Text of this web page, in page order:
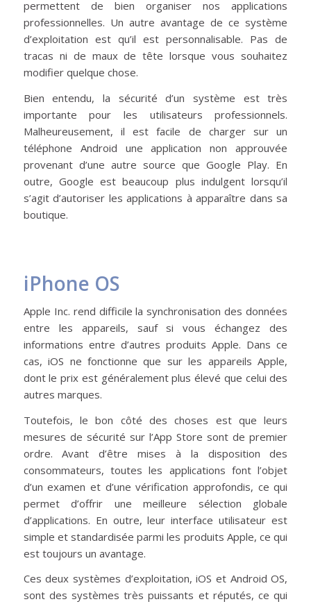
permettent de bien organiser nos applications
professionnelles. Un autre avantage de ce système
d’exploitation est qu’il est personnalisable. Pas de
tracas ni de maux de tête lorsque vous souhaitez
modifier quelque chose.
Bien entendu, la sécurité d’un système est très
importante pour les utilisateurs professionnels.
Malheureusement, il est facile de charger sur un
téléphone Android une application non approuvée
provenant d’une autre source que Google Play. En
outre, Google est beaucoup plus indulgent lorsqu’il
s’agit d’autoriser les applications à apparaître dans sa
boutique.
iPhone OS
Apple Inc. rend difficile la synchronisation des données
entre les appareils, sauf si vous échangez des
informations entre d’autres produits Apple. Dans ce
cas, iOS ne fonctionne que sur les appareils Apple,
dont le prix est généralement plus élevé que celui des
autres marques.
Toutefois, le bon côté des choses est que leurs
mesures de sécurité sur l’App Store sont de premier
ordre. Avant d’être mises à la disposition des
consommateurs, toutes les applications font l’objet
d’un examen et d’une vérification approfondis, ce qui
permet d’offrir une meilleure sélection globale
d’applications. En outre, leur interface utilisateur est
simple et standardisée parmi les produits Apple, ce qui
est toujours un avantage.
Ces deux systèmes d’exploitation, iOS et Android OS,
sont des systèmes très puissants et réputés, ce qui